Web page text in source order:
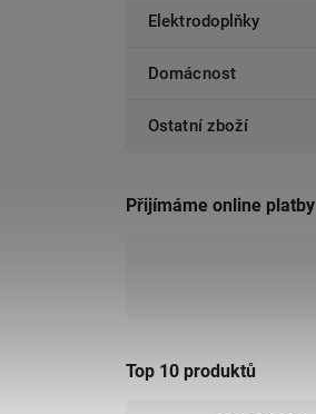
Elektrodoplňky
Domácnost
Ostatní zboží
Přijímáme online platby
Top 10 produktů